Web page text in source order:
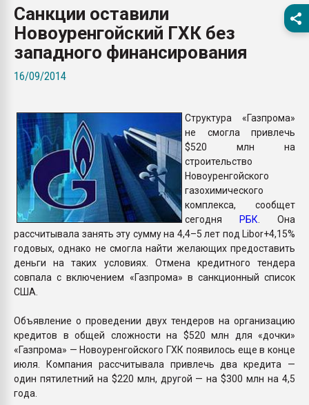
вакуумного
Продам отходы
поликарбоната и АБС-
Armaloy PC/ABS-1IM
Санкции оставили
Новоуренгойский ГХК без
западного финансирования
16/09/2014
Структура «Газпрома»
не смогла привлечь
$520 млн на
строительство
Новоуренгойского
газохимического
комплекса, сообщет
сегодня РБК . Она
рассчитывала занять эту сумму на 4,4–5 лет под Libor+4,15%
годовых, однако не смогла найти желающих предоставить
деньги на таких условиях. Отмена кредитного тендера
совпала с включением «Газпрома» в санкционный список
США.
Объявление о проведении двух тендеров на организацию
кредитов в общей сложности на $520 млн для «дочки»
«Газпрома» — Новоуренгойского ГХК появилось еще в конце
июля. Компания рассчитывала привлечь два кредита —
один пятилетний на $220 млн, другой — на $300 млн на 4,5
года.